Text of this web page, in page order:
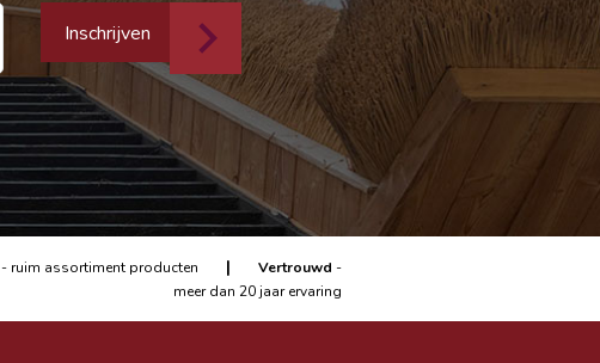
Inschrijven
- ruim assortiment producten | Vertrouwd -
meer dan 20 jaar ervaring